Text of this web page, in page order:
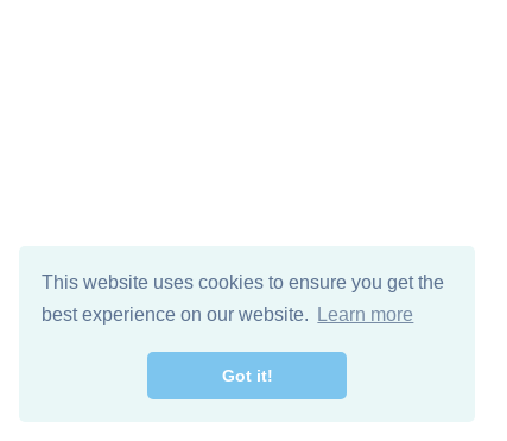
This website uses cookies to ensure you get the
best experience on our website.
Learn more
Got it!